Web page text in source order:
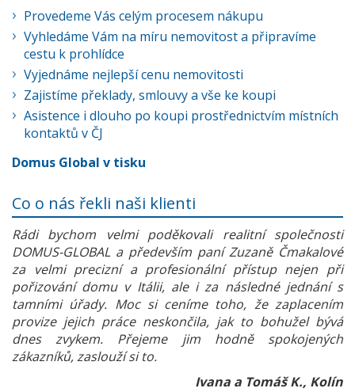
Provedeme Vás celým procesem nákupu
Vyhledáme Vám na míru nemovitost a připravíme
cestu k prohlídce
Vyjednáme nejlepší cenu nemovitosti
Zajistíme překlady, smlouvy a vše ke koupi
Asistence i dlouho po koupi prostřednictvím místních
kontaktů v ČJ
Domus Global v tisku
Co o nás řekli naši klienti
Rádi bychom velmi poděkovali realitní společnosti
DOMUS-GLOBAL a především paní Zuzaně Čmakalové
za velmi precizní a profesionální přístup nejen při
pořizování domu v Itálii, ale i za následné jednání s
tamními úřady. Moc si ceníme toho, že zaplacením
provize jejich práce neskončila, jak to bohužel bývá
dnes zvykem. Přejeme jim hodně spokojených
zákazníků, zaslouží si to.
Ivana a Tomáš K., Kolín